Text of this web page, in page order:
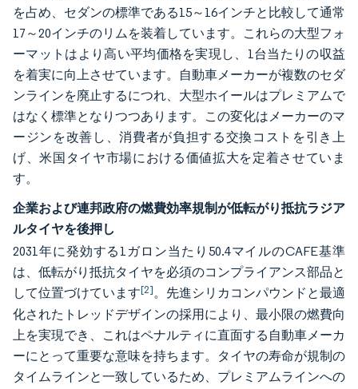
を占め、セダンの標準である15～16インチと比較して通常
17～20インチのリムを装着しています。これらの大型フォ
ーマットはより高い平均価格を実現し、1台当たりの収益
を着実に向上させています。自動車メーカーが複数のセダ
ンラインを廃止するにつれ、大型ホイールはプレミアムで
はなく標準となりつつあります。この変化はメーカーのマ
ージンを改善し、消費者が負担する交換コストを引き上
げ、米国タイヤ市場における価値拡大を定着させていま
す。
企業および連邦政府の燃費効率規制が低転がり抵抗ラジア
ルタイヤを後押し
2031年に発効する1ガロン当たり50.4マイルのCAFE基準
は、低転がり抵抗タイヤを必須のコンプライアンス部品と
して位置づけています[2]。先進シリカコンパウンドと最適
化されたトレッドデザインの採用により、最小限の燃費向
上を実現でき、これはペナルティに直面する自動車メーカ
ーにとって重要な意味を持ちます。タイヤの寿命が規制の
タイムラインと一致しているため、プレミアムラインへの